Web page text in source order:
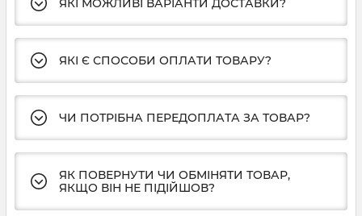
ЯКІ МОЖЛИВІ ВАРІАНТИ ДОСТАВКИ?
ЯКІ Є СПОСОБИ ОПЛАТИ ТОВАРУ?
ЧИ ПОТРІБНА ПЕРЕДОПЛАТА ЗА ТОВАР?
ЯК ПОВЕРНУТИ ЧИ ОБМІНЯТИ ТОВАР,
ЯКЩО ВІН НЕ ПІДІЙШОВ?